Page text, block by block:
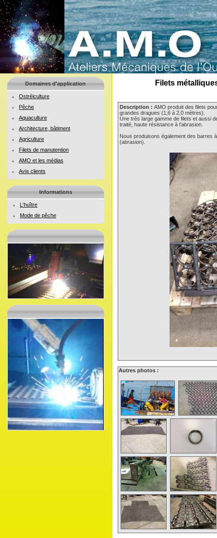
Domaines d'application
Ostréiculture
Pêche
Aquaculture
Architecture, bâtiment
Agriculture
Filets de manutention
AMO et les médias
Avis clients
Informations
L'huître
Mode de pêche
Filets
Description : AMO produit des filets
grandes dragues (1,6 à 2,0 mètres).
Une très large gamme de filets et aussi
traité, haute résistance à l’abrasion.
Nous produisons également des barres
(abrasion).
Autres photos :